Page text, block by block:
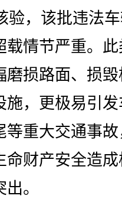
验，该批违法
载情节严重。
磨损路面、损
施，更极易引
等重大交通事
命财产安全造
。